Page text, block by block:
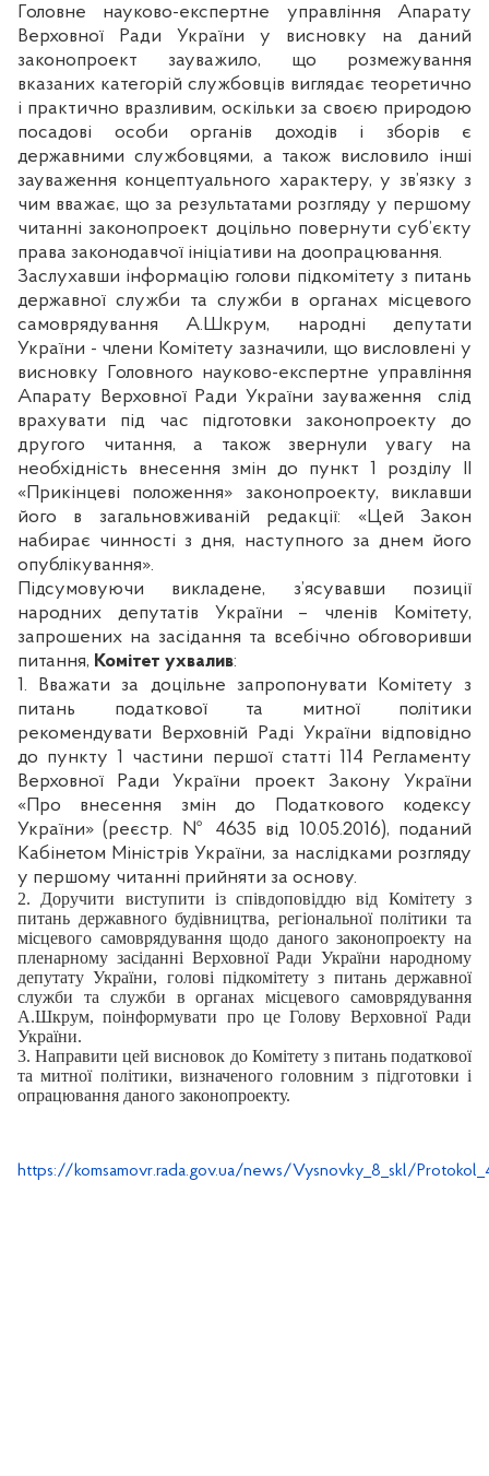
Головне науково-експертне управління Апарату
Верховної Ради України у висновку на даний
законопроект зауважило, що розмежування
вказаних категорій службовців виглядає теоретично
і практично вразливим, оскільки за своєю природою
посадові особи органів доходів і зборів є
державними службовцями, а також висловило інші
зауваження концептуального характеру, у зв’язку з
чим вважає, що за результатами розгляду у першому
читанні законопроект доцільно повернути суб’єкту
права законодавчої ініціативи на доопрацювання.
Заслухавши інформацію голови підкомітету з питань
державної служби та служби в органах місцевого
самоврядування А.Шкрум, народні депутати
України - члени Комітету зазначили, що висловлені у
висновку Головного науково-експертне управління
Апарату Верховної Ради України зауваження
слід
врахувати під час підготовки законопроекту до
другого читання, а також звернули увагу на
необхідність внесення змін до пункт 1 розділу ІІ
«Прикінцеві положення» законопроекту, виклавши
його в загальновживаній редакції: «Цей Закон
набирає чинності з дня, наступного за днем його
опублікування».
Підсумовуючи викладене, з’ясувавши позиції
народних депутатів України – членів Комітету,
запрошених на засідання та всебічно обговоривши
питання, Комітет ухвалив:
1. Вважати за доцільне запропонувати Комітету з
питань податкової та митної політики
рекомендувати Верховній Раді України відповідно
до пункту 1 частини першої статті 114 Регламенту
Верховної Ради України проект Закону України
«Про внесення змін до Податкового кодексу
України» (реєстр. № 4635 від 10.05.2016), поданий
Кабінетом Міністрів України, за наслідками розгляду
у першому читанні прийняти за основу.
2. Доручити виступити із співдоповіддю від Комітету з
питань державного будівництва, регіональної політики та
місцевого самоврядування щодо даного законопроекту на
пленарному засіданні Верховної Ради України народному
депутату України, голові підкомітету з питань державної
служби та служби в органах місцевого самоврядування
А.Шкрум, поінформувати про це Голову Верховної Ради
України.
3. Направити цей висновок до Комітету з питань податкової
та митної політики, визначеного головним з підготовки і
опрацювання даного законопроекту.
https://komsamovr.rada.gov.ua/news/Vysnovky_8_skl/